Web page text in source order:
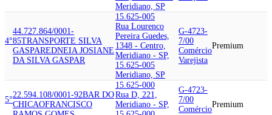
Meridiano, SP
4°
44.727.864/0001-
85TRANSPORTE SILVA
GASPAREDNEIA JOSIANE
DA SILVA GASPAR
15.625-005
Rua Lourenco
Pereira Guedes,
1348 - Centro,
Meridiano - SP,
15.625-005
Meridiano, SP
G-4723-
7/00
Comércio
Varejista
Premium
5°
22.594.108/0001-92BAR DO
CHICAOFRANCISCO
15.625-000
Rua D, 221,
Meridiano - SP,
G-4723-
7/00
Comércio
Premium